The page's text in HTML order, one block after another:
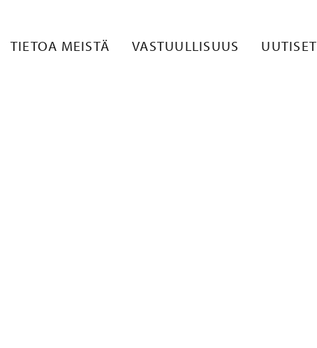
TIETOA MEISTÄ VASTUULLISUUS UUTISET